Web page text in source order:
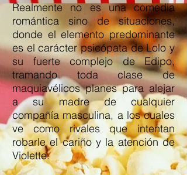
Realmente no es una comedia
romántica sino de situaciones,
donde el elemento predominante
es el carácter psicópata de Lolo y
su fuerte complejo de Edipo,
tramando toda clase de
maquiavélicos planes para alejar
a su madre de cualquier
compañía masculina, a los cuales
ve como rivales que intentan
robarle el cariño y la atención de
Violette.